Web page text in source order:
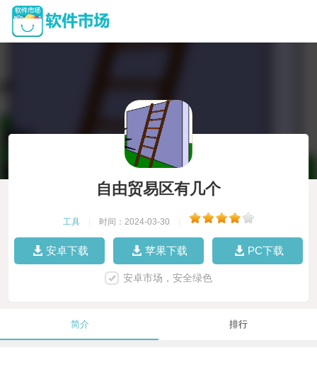
自由贸易区有几个
工具 时间：2024-03-30
安卓下载 苹果下载 PC下载
安卓市场，安全绿色
简介 排行